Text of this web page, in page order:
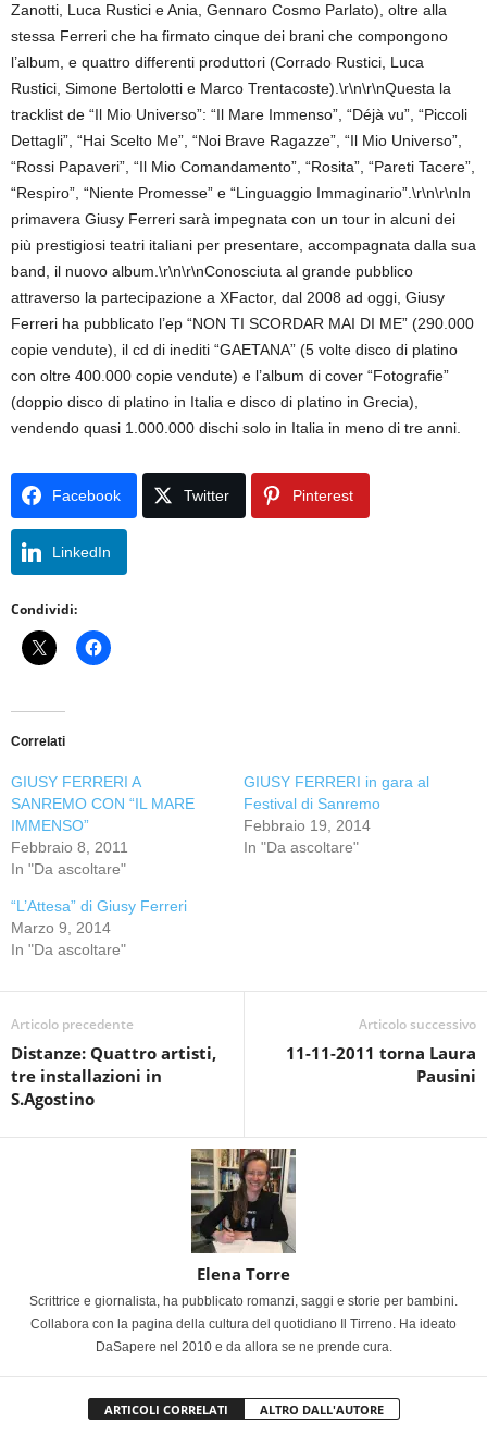
Zanotti, Luca Rustici e Ania, Gennaro Cosmo Parlato), oltre alla
stessa Ferreri che ha firmato cinque dei brani che compongono
l’album, e quattro differenti produttori (Corrado Rustici, Luca
Rustici, Simone Bertolotti e Marco Trentacoste).\r\n\r\nQuesta la
tracklist de “Il Mio Universo”: “Il Mare Immenso”, “Déjà vu”, “Piccoli
Dettagli”, “Hai Scelto Me”, “Noi Brave Ragazze”, “Il Mio Universo”,
“Rossi Papaveri”, “Il Mio Comandamento”, “Rosita”, “Pareti Tacere”,
“Respiro”, “Niente Promesse” e “Linguaggio Immaginario”.\r\n\r\nIn
primavera Giusy Ferreri sarà impegnata con un tour in alcuni dei
più prestigiosi teatri italiani per presentare, accompagnata dalla sua
band, il nuovo album.\r\n\r\nConosciuta al grande pubblico
attraverso la partecipazione a XFactor, dal 2008 ad oggi, Giusy
Ferreri ha pubblicato l’ep “NON TI SCORDAR MAI DI ME” (290.000
copie vendute), il cd di inediti “GAETANA” (5 volte disco di platino
con oltre 400.000 copie vendute) e l’album di cover “Fotografie”
(doppio disco di platino in Italia e disco di platino in Grecia),
vendendo quasi 1.000.000 dischi solo in Italia in meno di tre anni.
Facebook Twitter Pinterest
LinkedIn
Condividi:
Correlati
GIUSY FERRERI A
SANREMO CON “IL MARE
IMMENSO”
Febbraio 8, 2011
In "Da ascoltare"
GIUSY FERRERI in gara al
Festival di Sanremo
Febbraio 19, 2014
In "Da ascoltare"
“L’Attesa” di Giusy Ferreri
Marzo 9, 2014
In "Da ascoltare"
Articolo precedente
Distanze: Quattro artisti,
tre installazioni in
S.Agostino
Articolo successivo
11-11-2011 torna Laura
Pausini
Elena Torre
Scrittrice e giornalista, ha pubblicato romanzi, saggi e storie per bambini.
Collabora con la pagina della cultura del quotidiano Il Tirreno. Ha ideato
DaSapere nel 2010 e da allora se ne prende cura.
ARTICOLI CORRELATI ALTRO DALL'AUTORE